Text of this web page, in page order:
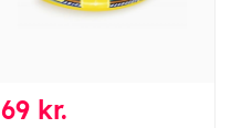
69 kr.